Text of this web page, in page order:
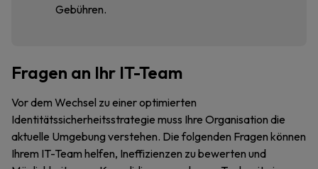
Gebühren.
Fragen an Ihr IT-Team
Vor dem Wechsel zu einer optimierten
Identitätssicherheitsstrategie muss Ihre Organisation die
aktuelle Umgebung verstehen. Die folgenden Fragen können
Ihrem IT-Team helfen, Ineffizienzen zu bewerten und